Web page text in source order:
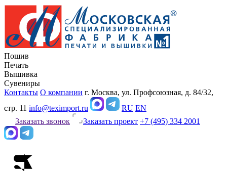
Пошив
Печать
Вышивка
Сувениры
Контакты О компании г. Москва, ул. Профсоюзная, д. 84/32,
стр. 11 info@teximport.ru RU EN
Заказать звонок
Заказать проект +7 (495) 334 2001